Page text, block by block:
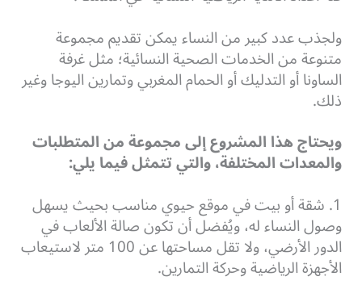
ولجذب عدد كبير من النساء يمكن تقديم مجموعة
متنوعة من الخدمات الصحية النسائية؛ مثل غرفة
الساونا أو التدليك أو الحمام المغربي وتمارين اليوجا وغير
ذلك.
ويحتاج هذا المشروع إلى مجموعة من المتطلبات
والمعدات المختلفة، والتي تتمثل فيما يلي:
1. شقة أو بيت في موقع حيوي مناسب بحيث يسهل
وصول النساء له، ويُفضل أن تكون صالة الألعاب في
الدور الأرضي، ولا تقل مساحتها عن 100 متر لاستيعاب
الأجهزة الرياضية وحركة التمارين.